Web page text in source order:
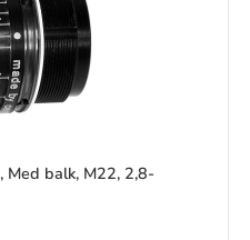
Med balk, M22, 2,8-